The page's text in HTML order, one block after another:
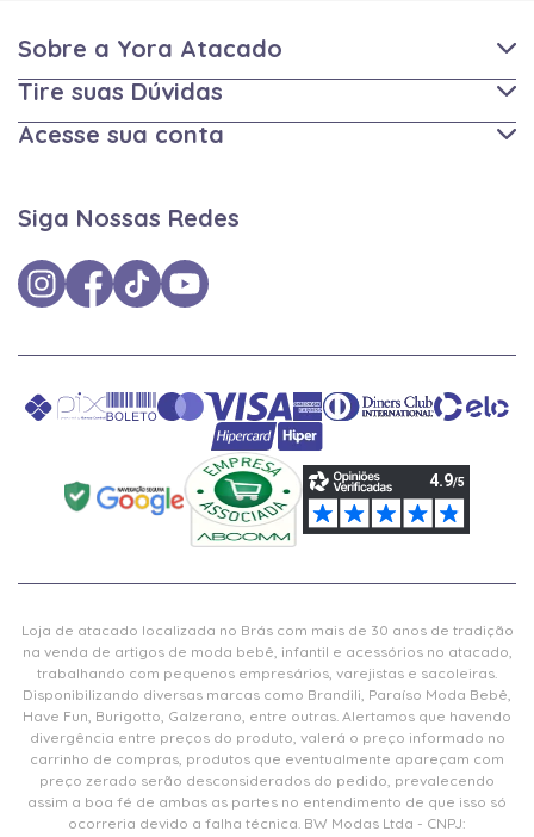
Sobre a Yora Atacado
Tire suas Dúvidas
Acesse sua conta
Siga Nossas Redes
Loja de atacado localizada no Brás com mais de 30 anos de tradição
na venda de artigos de moda bebê, infantil e acessórios no atacado,
trabalhando com pequenos empresários, varejistas e sacoleiras.
Disponibilizando diversas marcas como Brandili, Paraíso Moda Bebê,
Have Fun, Burigotto, Galzerano, entre outras. Alertamos que havendo
divergência entre preços do produto, valerá o preço informado no
carrinho de compras, produtos que eventualmente apareçam com
preço zerado serão desconsiderados do pedido, prevalecendo
assim a boa fé de ambas as partes no entendimento de que isso só
ocorreria devido a falha técnica. BW Modas Ltda - CNPJ: